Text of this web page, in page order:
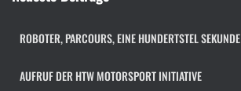
ROBOTER, PARCOURS, EINE HUNDERTSTEL SEKUNDE
AUFRUF DER HTW MOTORSPORT INITIATIVE